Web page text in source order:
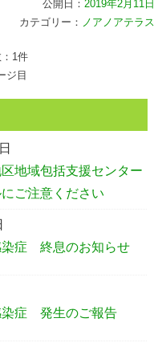
公開日： 2019年2月11日
カテゴリー： ノアノアテラス
1件
ジ目
地域包括支援センター
ご注意ください
染症 終息のお知らせ
染症 発生のご報告